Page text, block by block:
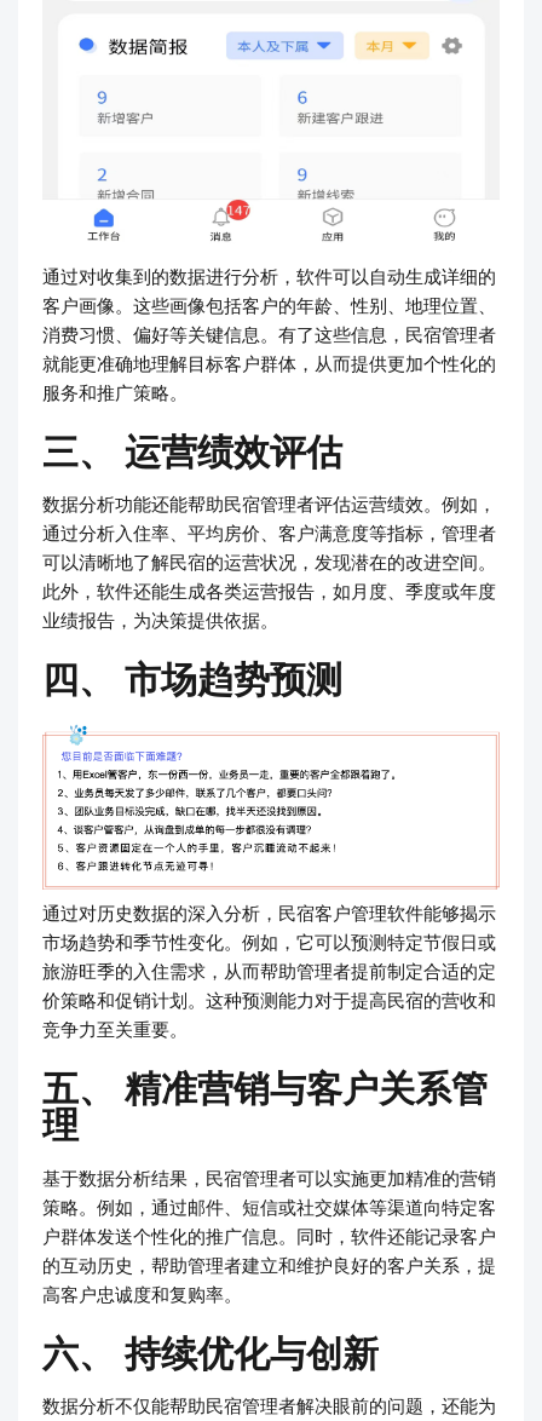
通过对收集到的数据进行分析，软件可以自动生成详细的
客户画像。这些画像包括客户的年龄、性别、地理位置、
消费习惯、偏好等关键信息。有了这些信息，民宿管理者
就能更准确地理解目标客户群体，从而提供更加个性化的
服务和推广策略。
三、 运营绩效评估
数据分析功能还能帮助民宿管理者评估运营绩效。例如，
通过分析入住率、平均房价、客户满意度等指标，管理者
可以清晰地了解民宿的运营状况，发现潜在的改进空间。
此外，软件还能生成各类运营报告，如月度、季度或年度
业绩报告，为决策提供依据。
四、 市场趋势预测
通过对历史数据的深入分析，民宿客户管理软件能够揭示
市场趋势和季节性变化。例如，它可以预测特定节假日或
旅游旺季的入住需求，从而帮助管理者提前制定合适的定
价策略和促销计划。这种预测能力对于提高民宿的营收和
竞争力至关重要。
五、 精准营销与客户关系管
理
基于数据分析结果，民宿管理者可以实施更加精准的营销
策略。例如，通过邮件、短信或社交媒体等渠道向特定客
户群体发送个性化的推广信息。同时，软件还能记录客户
的互动历史，帮助管理者建立和维护良好的客户关系，提
高客户忠诚度和复购率。
六、 持续优化与创新
数据分析不仅能帮助民宿管理者解决眼前的问题，还能为